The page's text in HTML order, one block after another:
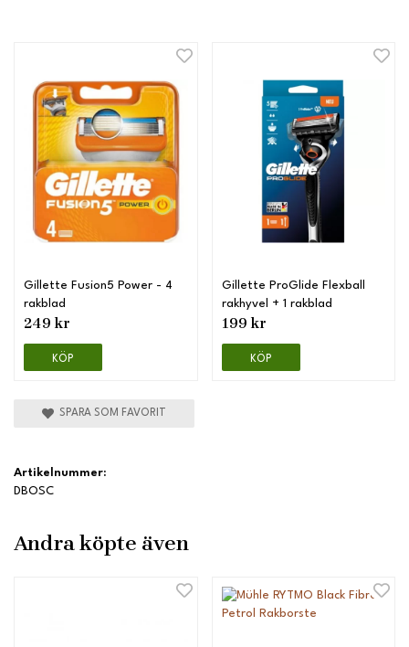
Gillette Fusion5 Power - 4
rakblad
249 kr
KÖP
Gillette ProGlide Flexball
rakhyvel + 1 rakblad
199 kr
KÖP
SPARA SOM FAVORIT
Artikelnummer:
DBOSC
Andra köpte även